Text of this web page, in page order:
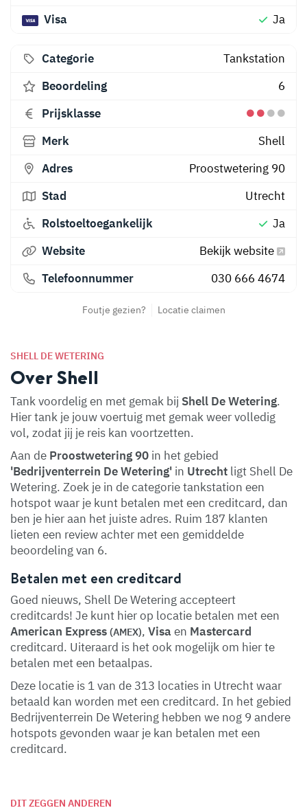
SHELL DE WETERING
Over Shell
Tank voordelig en met gemak bij Shell De Wetering.
Hier tank je jouw voertuig met gemak weer volledig
vol, zodat jij je reis kan voortzetten.
Aan de Proostwetering 90 in het gebied
'Bedrijventerrein De Wetering' in Utrecht ligt Shell De
Wetering. Zoek je in de categorie tankstation een
hotspot waar je kunt betalen met een creditcard, dan
ben je hier aan het juiste adres. Ruim 187 klanten
lieten een review achter met een gemiddelde
beoordeling van 6.
Betalen met een creditcard
Goed nieuws, Shell De Wetering accepteert
creditcards! Je kunt hier op locatie betalen met een
American Express (AMEX), Visa en Mastercard
creditcard. Uiteraard is het ook mogelijk om hier te
betalen met een betaalpas.
Deze locatie is 1 van de 313 locaties in Utrecht waar
betaald kan worden met een creditcard. In het gebied
Bedrijventerrein De Wetering hebben we nog 9 andere
hotspots gevonden waar je kan betalen met een
creditcard.
Visa
Ja
Categorie
Tankstation
Beoordeling
6
Prijsklasse
Merk
Shell
Adres
Proostwetering 90
Stad
Utrecht
Rolstoeltoegankelijk
Ja
Website
Bekijk website
Telefoonnummer
030 666 4674
Foutje gezien? Locatie claimen
DIT ZEGGEN ANDEREN